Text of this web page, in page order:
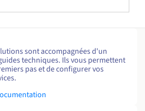
sont accompagnées d'un
techniques. Ils vous permettent
pas et de configurer vos